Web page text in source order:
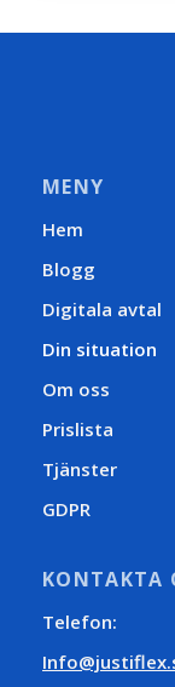
MENY
Hem
Blogg
Digitala avtal
Din situation
Om oss
Prislista
Tjänster
GDPR
KONTAKTA
Telefon: